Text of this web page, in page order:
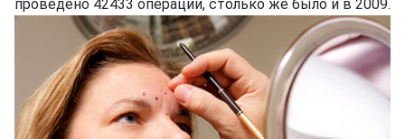
проведено 42433 операции, столько же было и в 2009.